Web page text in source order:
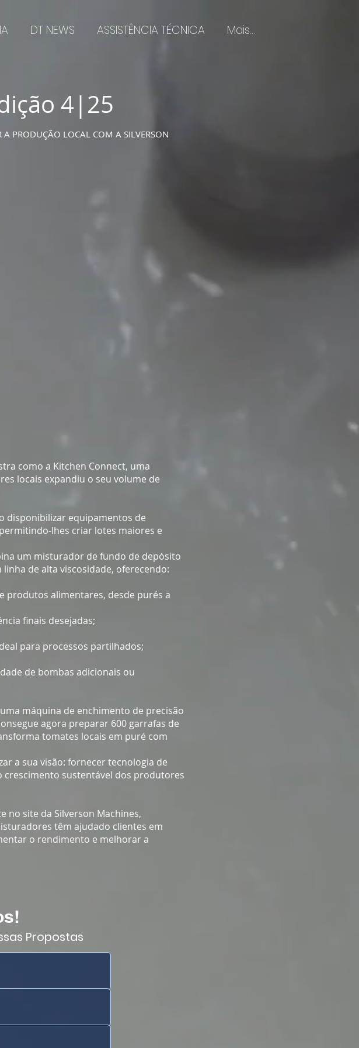
DT NEWS ASSISTÊNCIA TÉCNICA Mais...
4|25
A PRODUÇÃO LOCAL COM A SILVERSON
como a Kitchen Connect, uma
locais expandiu o seu volume de
disponibilizar equipamentos de
lhes criar lotes maiores e
um misturador de fundo de depósito
de alta viscosidade, oferecendo:
produtos alimentares, desde purés a
finais desejadas;
para processos partilhados;
de bombas adicionais ou
máquina de enchimento de precisão
agora preparar 600 garrafas de
tomates locais em puré com
a sua visão: fornecer tecnologia de
crescimento sustentável dos produtores
no site da Silverson Machines,
têm ajudado clientes em
o rendimento e melhorar a
Propostas